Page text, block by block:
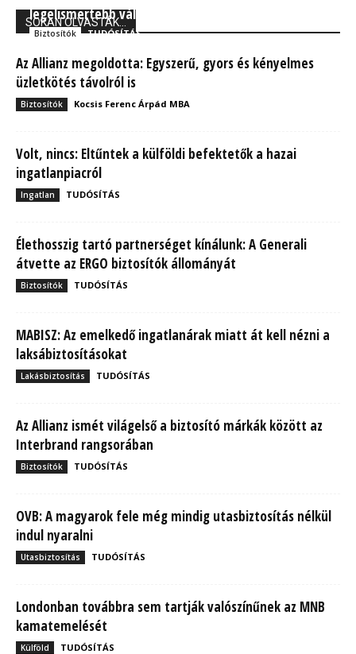
SOKAN OLVASTÁK...
legelismertebb vállalata között
Biztosítók TUDÓSÍTÁS
Az Allianz megoldotta: Egyszerű, gyors és kényelmes
üzletkötés távolról is
Biztosítók Kocsis Ferenc Árpád MBA
Volt, nincs: Eltűntek a külföldi befektetők a hazai
ingatlanpiacról
Ingatlan TUDÓSÍTÁS
Élethosszig tartó partnerséget kínálunk: A Generali
átvette az ERGO biztosítók állományát
Biztosítók TUDÓSÍTÁS
MABISZ: Az emelkedő ingatlanárak miatt át kell nézni a
laksábiztosításokat
Lakásbiztosítás TUDÓSÍTÁS
Az Allianz ismét világelső a biztosító márkák között az
Interbrand rangsorában
Biztosítók TUDÓSÍTÁS
OVB: A magyarok fele még mindig utasbiztosítás nélkül
indul nyaralni
Utasbiztosítás TUDÓSÍTÁS
Londonban továbbra sem tartják valószínűnek az MNB
kamatemelését
Külföld TUDÓSÍTÁS